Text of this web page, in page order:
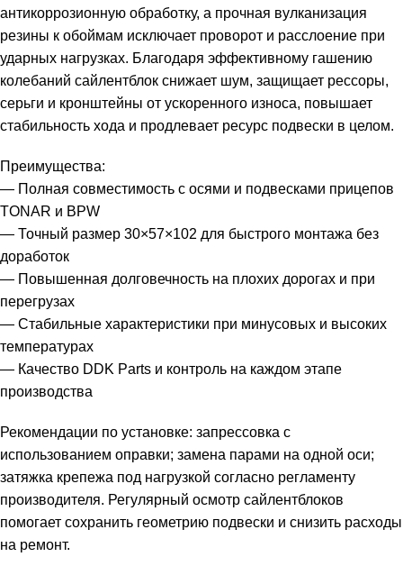
антикоррозионную обработку, а прочная вулканизация
резины к обоймам исключает проворот и расслоение при
ударных нагрузках. Благодаря эффективному гашению
колебаний сайлентблок снижает шум, защищает рессоры,
серьги и кронштейны от ускоренного износа, повышает
стабильность хода и продлевает ресурс подвески в целом.
Преимущества:
— Полная совместимость с осями и подвесками прицепов
TONAR и BPW
— Точный размер 30×57×102 для быстрого монтажа без
доработок
— Повышенная долговечность на плохих дорогах и при
перегрузах
— Стабильные характеристики при минусовых и высоких
температурах
— Качество DDK Parts и контроль на каждом этапе
производства
Рекомендации по установке: запрессовка с
использованием оправки; замена парами на одной оси;
затяжка крепежа под нагрузкой согласно регламенту
производителя. Регулярный осмотр сайлентблоков
помогает сохранить геометрию подвески и снизить расходы
на ремонт.